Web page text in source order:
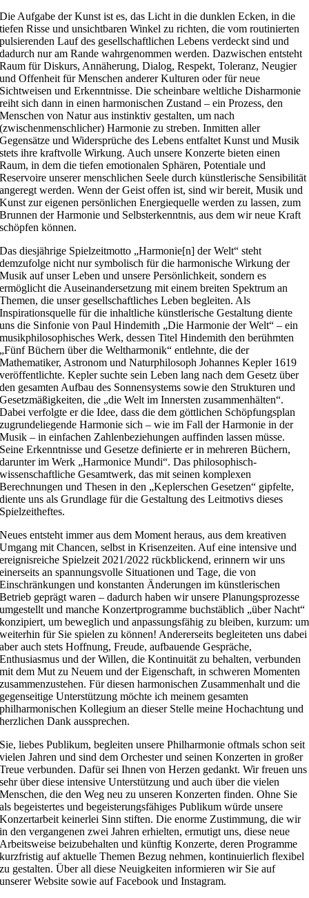
Die Aufgabe der Kunst ist es, das Licht in die dunklen Ecken, in die
tiefen Risse und unsichtbaren Winkel zu richten, die vom routinierten
pulsierenden Lauf des gesellschaftlichen Lebens verdeckt sind und
dadurch nur am Rande wahrgenommen werden. Dazwischen entsteht
Raum für Diskurs, Annäherung, Dialog, Respekt, Toleranz, Neugier
und Offenheit für Menschen anderer Kulturen oder für neue
Sichtweisen und Erkenntnisse. Die scheinbare weltliche Disharmonie
reiht sich dann in einen harmonischen Zustand – ein Prozess, den
Menschen von Natur aus instinktiv gestalten, um nach
(zwischenmenschlicher) Harmonie zu streben. Inmitten aller
Gegensätze und Widersprüche des Lebens entfaltet Kunst und Musik
stets ihre kraftvolle Wirkung. Auch unsere Konzerte bieten einen
Raum, in dem die tiefen emotionalen Sphären, Potentiale und
Reservoire unserer menschlichen Seele durch künstlerische Sensibilität
angeregt werden. Wenn der Geist offen ist, sind wir bereit, Musik und
Kunst zur eigenen persönlichen Energiequelle werden zu lassen, zum
Brunnen der Harmonie und Selbsterkenntnis, aus dem wir neue Kraft
schöpfen können.
Das diesjährige Spielzeitmotto „Harmonie[n] der Welt“ steht
demzufolge nicht nur symbolisch für die harmonische Wirkung der
Musik auf unser Leben und unsere Persönlichkeit, sondern es
ermöglicht die Auseinandersetzung mit einem breiten Spektrum an
Themen, die unser gesellschaftliches Leben begleiten. Als
Inspirationsquelle für die inhaltliche künstlerische Gestaltung diente
uns die Sinfonie von Paul Hindemith „Die Harmonie der Welt“ – ein
musikphilosophisches Werk, dessen Titel Hindemith den berühmten
„Fünf Büchern über die Weltharmonik“ entlehnte, die der
Mathematiker, Astronom und Naturphilosoph Johannes Kepler 1619
veröffentlichte. Kepler suchte sein Leben lang nach dem Gesetz über
den gesamten Aufbau des Sonnensystems sowie den Strukturen und
Gesetzmäßigkeiten, die „die Welt im Innersten zusammenhälten“.
Dabei verfolgte er die Idee, dass die dem göttlichen Schöpfungsplan
zugrundeliegende Harmonie sich – wie im Fall der Harmonie in der
Musik – in einfachen Zahlenbeziehungen auffinden lassen müsse.
Seine Erkenntnisse und Gesetze definierte er in mehreren Büchern,
darunter im Werk „Harmonice Mundi“. Das philosophisch-
wissenschaftliche Gesamtwerk, das mit seinen komplexen
Berechnungen und Thesen in den „Keplerschen Gesetzen“ gipfelte,
diente uns als Grundlage für die Gestaltung des Leitmotivs dieses
Spielzeitheftes.
Neues entsteht immer aus dem Moment heraus, aus dem kreativen
Umgang mit Chancen, selbst in Krisenzeiten. Auf eine intensive und
ereignisreiche Spielzeit 2021/2022 rückblickend, erinnern wir uns
einerseits an spannungsvolle Situationen und Tage, die von
Einschränkungen und konstanten Änderungen im künstlerischen
Betrieb geprägt waren – dadurch haben wir unsere Planungsprozesse
umgestellt und manche Konzertprogramme buchstäblich „über Nacht“
konzipiert, um beweglich und anpassungsfähig zu bleiben, kurzum: um
weiterhin für Sie spielen zu können! Andererseits begleiteten uns dabei
aber auch stets Hoffnung, Freude, aufbauende Gespräche,
Enthusiasmus und der Willen, die Kontinuität zu behalten, verbunden
mit dem Mut zu Neuem und der Eigenschaft, in schweren Momenten
zusammenzustehen. Für diesen harmonischen Zusammenhalt und die
gegenseitige Unterstützung möchte ich meinem gesamten
philharmonischen Kollegium an dieser Stelle meine Hochachtung und
herzlichen Dank aussprechen.
Sie, liebes Publikum, begleiten unsere Philharmonie oftmals schon seit
vielen Jahren und sind dem Orchester und seinen Konzerten in großer
Treue verbunden. Dafür sei Ihnen von Herzen gedankt. Wir freuen uns
sehr über diese intensive Unterstützung und auch über die vielen
Menschen, die den Weg neu zu unseren Konzerten finden. Ohne Sie
als begeistertes und begeisterungsfähiges Publikum würde unsere
Konzertarbeit keinerlei Sinn stiften. Die enorme Zustimmung, die wir
in den vergangenen zwei Jahren erhielten, ermutigt uns, diese neue
Arbeitsweise beizubehalten und künftig Konzerte, deren Programme
kurzfristig auf aktuelle Themen Bezug nehmen, kontinuierlich flexibel
zu gestalten. Über all diese Neuigkeiten informieren wir Sie auf
unserer Website sowie auf Facebook und Instagram.